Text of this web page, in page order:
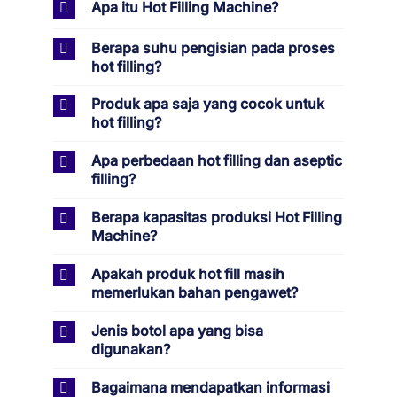
Apa itu Hot Filling Machine?
Berapa suhu pengisian pada proses
hot filling?
Produk apa saja yang cocok untuk
hot filling?
Apa perbedaan hot filling dan aseptic
filling?
Berapa kapasitas produksi Hot Filling
Machine?
Apakah produk hot fill masih
memerlukan bahan pengawet?
Jenis botol apa yang bisa
digunakan?
Bagaimana mendapatkan informasi